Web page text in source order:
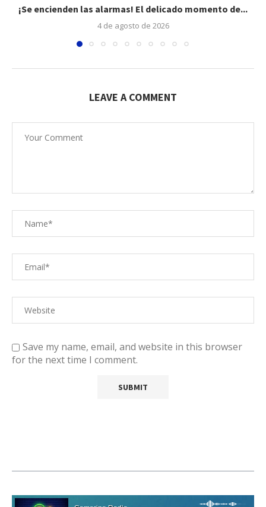
¡Se encienden las alarmas! El delicado momento de...
4 de agosto de 2026
LEAVE A COMMENT
Save my name, email, and website in this browser
for the next time I comment.